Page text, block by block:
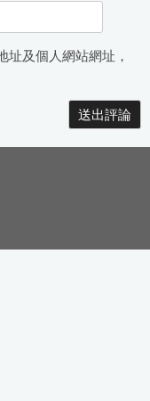
址及個人網站網址，